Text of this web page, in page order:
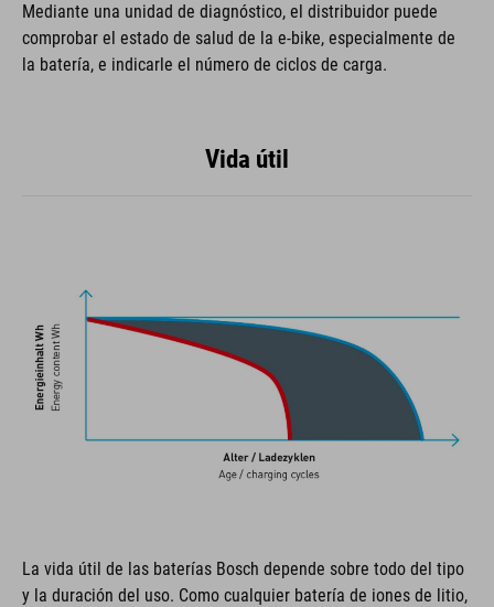
Mediante una unidad de diagnóstico, el distribuidor puede
comprobar el estado de salud de la e-bike, especialmente de
la batería, e indicarle el número de ciclos de carga.
Vida útil
La vida útil de las baterías Bosch depende sobre todo del tipo
y la duración del uso. Como cualquier batería de iones de litio,